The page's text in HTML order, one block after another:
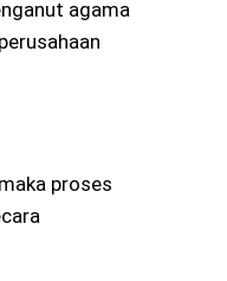
agama
proses